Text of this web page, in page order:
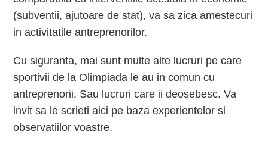
(subventii, ajutoare de stat), va sa zica amestecuri
in activitatile antreprenorilor.
Cu siguranta, mai sunt multe alte lucruri pe care
sportivii de la Olimpiada le au in comun cu
antreprenorii. Sau lucruri care ii deosebesc. Va
invit sa le scrieti aici pe baza experientelor si
observatiilor voastre.